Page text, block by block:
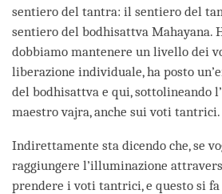
sentiero del tantra: il sentiero del
sentiero del bodhisattva Mahayana.
dobbiamo mantenere un livello dei
liberazione individuale, ha posto
del bodhisattva e qui, sottolineando
maestro vajra, anche sui voti tantrici.
Indirettamente sta dicendo che, se
raggiungere l’illuminazione
prendere i voti tantrici, e questo si fa